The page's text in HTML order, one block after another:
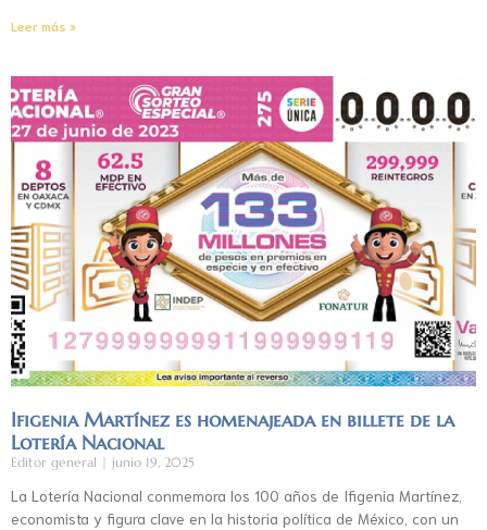
Leer más »
Ifigenia Martínez es homenajeada en billete de la
Lotería Nacional
Editor general junio 19, 2025
La Lotería Nacional conmemora los 100 años de Ifigenia Martínez,
economista y figura clave en la historia política de México, con un